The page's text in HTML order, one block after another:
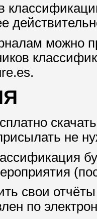
можно
не
свои
по